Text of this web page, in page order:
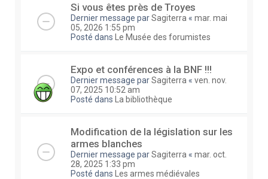
Si vous êtes près de Troyes
Dernier message parSagiterra « mar. mai
05, 2026 1:55 pm
Posté dans
Le Musée des forumistes
Expo et conférences à la BNF !!!
Dernier message parSagiterra « ven. nov.
07, 2025 10:52 am
Posté dans
La bibliothèque
Modification de la législation sur les
armes blanches
Dernier message parSagiterra « mar. oct.
28, 2025 1:33 pm
Posté dans
Les armes médiévales